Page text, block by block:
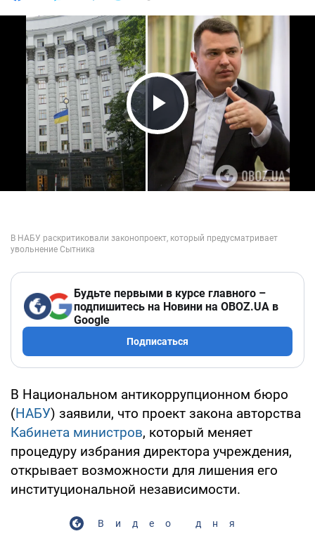
Play Video
Будьте первыми в курсе главного –
подпишитесь на Новини на OBOZ.UA в
Google
Подписаться
В Национальном антикоррупционном бюро
(НАБУ) заявили, что проект закона авторства
Кабинета министров, который меняет
процедуру избрания директора учреждения,
открывает возможности для лишения его
институциональной независимости.
Видео дня